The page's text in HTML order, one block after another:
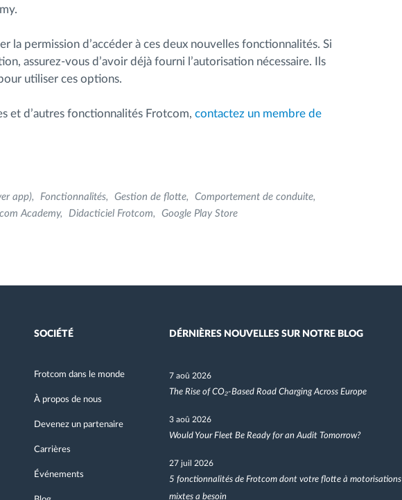
la permission d’accéder à ces deux nouvelles fonctionnalités. Si
assurez-vous d’avoir déjà fourni l’autorisation nécessaire. Ils
utiliser ces options.
et d’autres fonctionnalités Frotcom, contactez un membre de
app) Fonctionnalités Gestion de flotte
Comportement de conduite
Academy Didacticiel Frotcom Google Play Store
SOCIÉTÉ
Frotcom dans le monde
À propos de nous
Devenez un partenaire
Carrières
Événements
DÉRNIÈRES NOUVELLES SUR NOTRE BLOG
7 aoû 2026
The Rise of CO₂-Based Road Charging Across Europe
3 aoû 2026
Would Your Fleet Be Ready for an Audit Tomorrow?
27 juil 2026
5 fonctionnalités de Frotcom dont votre flotte à motorisations
mixtes a besoin